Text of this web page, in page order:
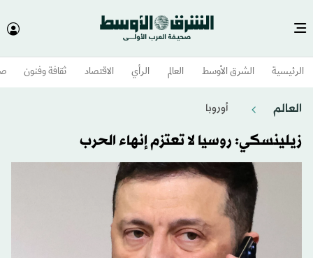
الرئيسية الشرق الأوسط​ العالم الرأي الاقتصاد ثقافة وفنون
العالم أوروبا
زيلينسكي: روسيا لا تعتزم إنهاء الحرب